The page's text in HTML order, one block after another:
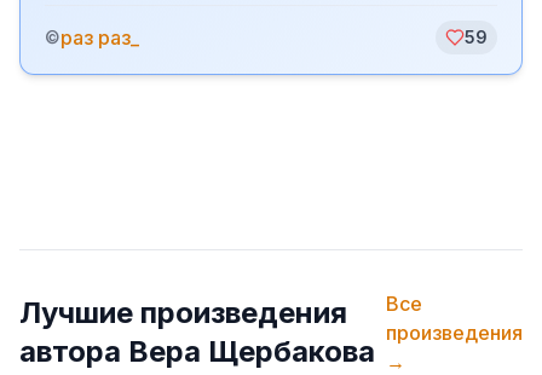
©раз раз_ 59
Лучшие произведения
автора Вера Щербакова
Все
произведения
→